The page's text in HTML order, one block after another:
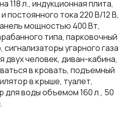
118 л., индукционная плита,
постоянного тока 220 В/12 В,
мощностью 400 Вт,
типа, парковочный
угарного газа
двух человек, диван-кабина,
в кровать, подъемный
в крыше, туалет,
для воды объемом 160 л., 50